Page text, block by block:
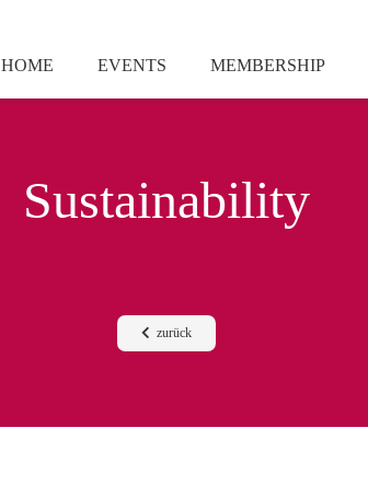
HOME EVENTS MEMBERSHIP
Sustainability
zurück